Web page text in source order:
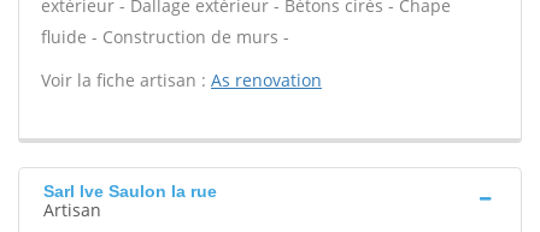
extérieur - Dallage extérieur - Bétons cirés - Chape
fluide - Construction de murs -
Voir la fiche artisan : As renovation
Sarl lve Saulon la rue
Artisan